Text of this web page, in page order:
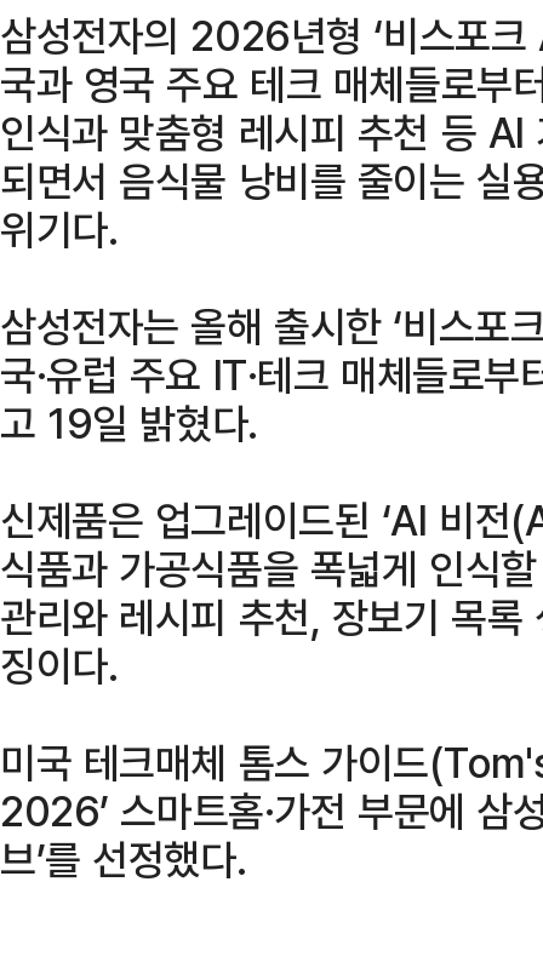
삼성전자의 2026년형 ‘비스포크
국과 영국 주요 테크 매체들로부
인식과 맞춤형 레시피 추천 등
되면서 음식물 낭비를 줄이는 실
위기다.
삼성전자는 올해 출시한 ‘비스포
국·유럽 주요 IT·테크 매체들로
고 19일 밝혔다.
신제품은 업그레이드된 ‘AI 비
식품과 가공식품을 폭넓게 인식
관리와 레시피 추천, 장보기 목
징이다.
미국 테크매체 톰스 가이드
2026’ 스마트홈·가전 부문에 삼
브’를 선정했다.